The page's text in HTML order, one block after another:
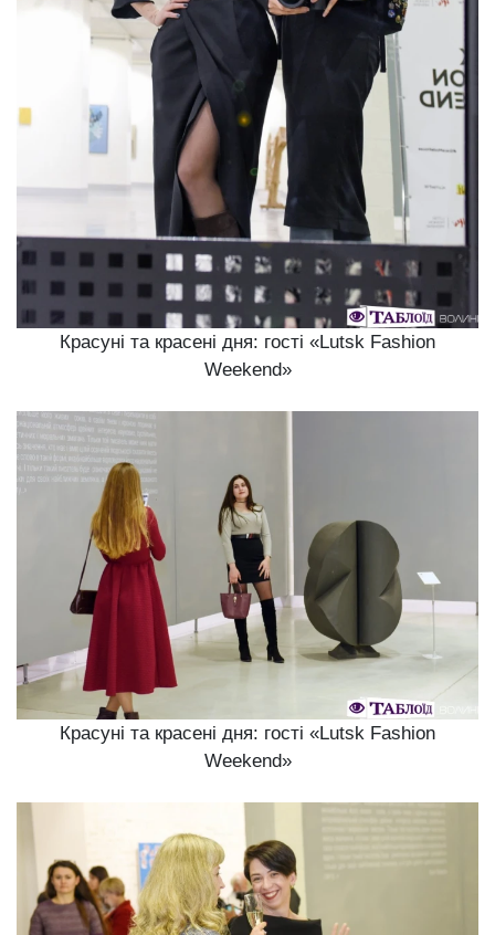
Красуні та красені дня: гості «Lutsk Fashion
Weekend»
Красуні та красені дня: гості «Lutsk Fashion
Weekend»